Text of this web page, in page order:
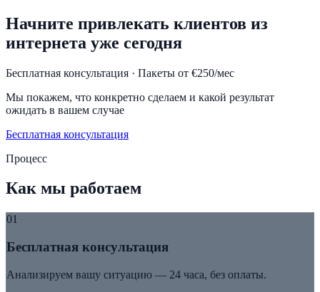
Начните привлекать клиентов из
интернета уже сегодня
Бесплатная консультация · Пакеты от €250/мес
Мы покажем, что конкретно сделаем и какой результат
ожидать в вашем случае
Бесплатная консультация
Процесс
Как мы работаем
01
Бесплатная консультация
Анализируем вашу ситуацию — 24 часа, без оплаты.